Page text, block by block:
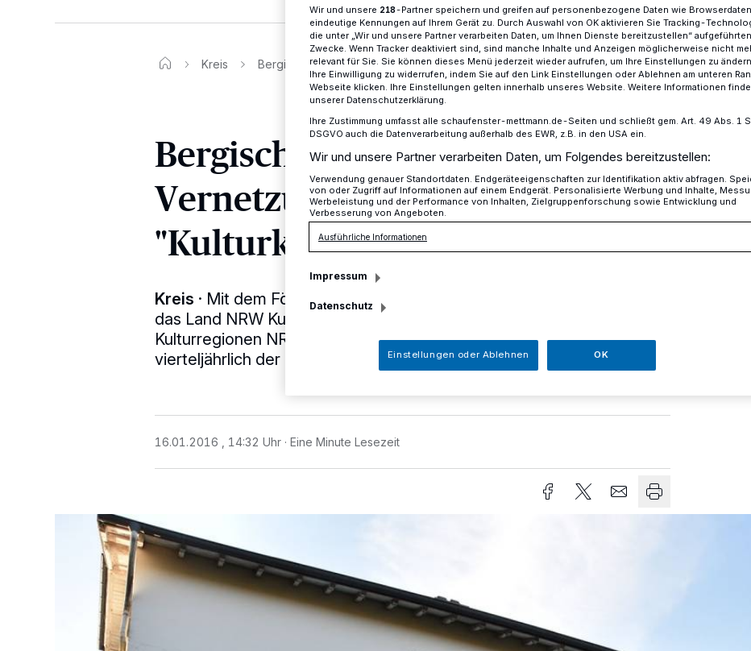
Kreis Bergische Künstler planen Vernetzungsprojekt "Kulturknall"
Bergische Künstler planen
Vernetzungsprojekt
"Kulturknall"
Kreis · Mit dem Förderprogramm Regionale Kulturpolitik unterstützt
das Land NRW Kulturschaffende und Künstler in den zehn
Kulturregionen NRWs. Im Bergischen Land findet in diesem Rahmen
vierteljährlich der "Kultur-Tödder am Abend" statt.
16.01.2016 , 14:32 Uhr Eine Minute Lesezeit
Wir und unsere 218-Partner speichern und greifen auf personenbezogene Daten wie
eindeutige Kennungen auf Ihrem Gerät zu. Durch Auswahl von OK aktivieren Sie Tracking-
die unter „Wir und unsere Partner verarbeiten Daten, um Ihnen Dienste bereitzustellen“ aufgeführten
Zwecke. Wenn Tracker deaktiviert sind, sind manche Inhalte und Anzeigen möglicherweise nicht
relevant für Sie. Sie können dieses Menü jederzeit wieder aufrufen, um Ihre Einstellungen zu
Ihre Einwilligung zu widerrufen, indem Sie auf den Link Einstellungen oder Ablehnen am unteren
Webseite klicken. Ihre Einstellungen gelten innerhalb unseres Website. Weitere Informationen
unserer Datenschutzerklärung.
Ihre Zustimmung umfasst alle schaufenster-mettmann.de-Seiten und schließt gem. Art. 49 Abs. 1
DSGVO auch die Datenverarbeitung außerhalb des EWR, z.B. in den USA ein.
Wir und unsere Partner verarbeiten Daten, um Folgendes bereitzustellen:
Verwendung genauer Standortdaten. Endgeräteeigenschaften zur Identifikation aktiv abfragen.
von oder Zugriff auf Informationen auf einem Endgerät. Personalisierte Werbung und Inhalte,
Werbeleistung und der Performance von Inhalten, Zielgruppenforschung sowie Entwicklung und
Verbesserung von Angeboten.
Ausführliche Informationen
Impressum
Datenschutz
Einstellungen oder Ablehnen OK